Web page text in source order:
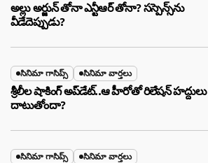
అల్లు అర్జున్ తోనా ఎన్టీఆర్ తోనా? సస్పెన్స్‌ను
వీడేదెప్పుడు?
సినిమా గాసిప్స్ సినిమా వార్తలు
శ్రీలీల షాకింగ్ అప్‌డేట్..ఆ హీరోతో రిలేషన్ హద్దులు
దాటుతోందా?
సినిమా గాసిప్స్ సినిమా వార్తలు